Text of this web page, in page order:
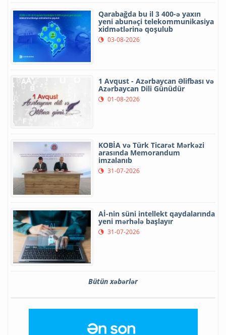
Qarabağda bu il 3 400-ə yaxın
yeni abunəçi telekommunikasiya
xidmətlərinə qoşulub
03-08-2026
1 Avqust - Azərbaycan Əlifbası və
Azərbaycan Dili Günüdür
01-08-2026
KOBİA və Türk Ticarət Mərkəzi
arasında Memorandum
imzalanıb
31-07-2026
Aİ-nin süni intellekt qaydalarında
yeni mərhələ başlayır
31-07-2026
Bütün xəbərlər